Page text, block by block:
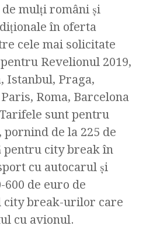
mulți români și
în oferta
cele mai solicitate
Revelionul 2019,
Istanbul, Praga,
Roma, Barcelona
sunt pentru
de la 225 de
pentru city break în
cu autocarul și
de euro de
city break-urilor care
cu avionul.